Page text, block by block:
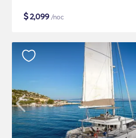
$2,099 /noc